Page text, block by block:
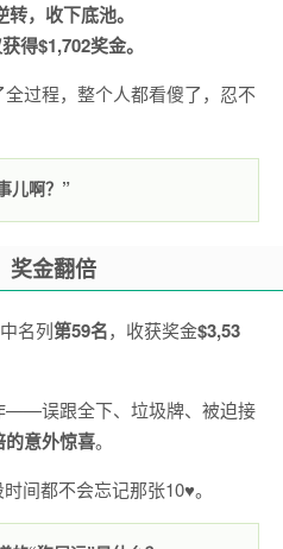
，收下底池。
得$1,702奖金。
过程，整个人都看傻了，忍不
儿啊？”
奖金翻倍
名列第59名，收获奖金$3,53
——误跟全下、垃圾牌、被迫接
的意外惊喜。
间都不会忘记那张10♥。